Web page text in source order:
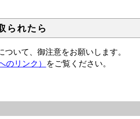
られたら
いて、御注意をお願いします。
のリンク） をご覧ください。